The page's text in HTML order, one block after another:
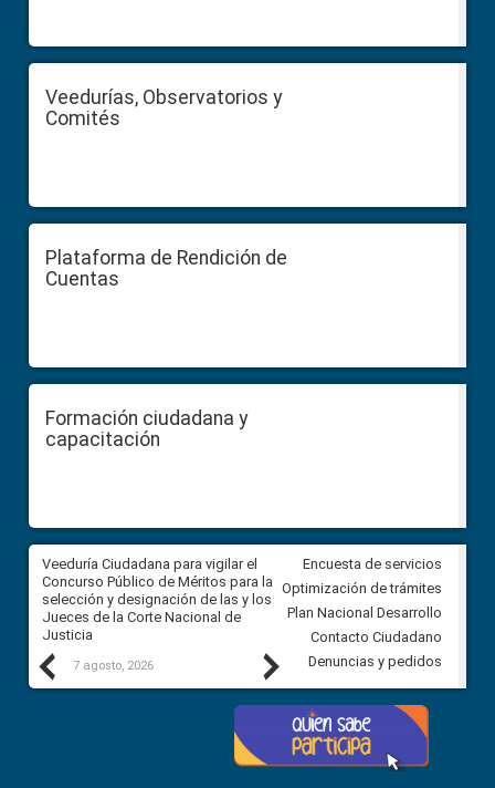
Veedurías, Observatorios y
Comités
Plataforma de Rendición de
Cuentas
Formación ciudadana y
capacitación
Previous
Veeduría Ciudadana para vigilar el
Concurso Público de Méritos para la
selección y designación de las y los
Jueces de la Corte Nacional de
Justicia
7 agosto, 2026
Veeduría para realizar el
seguimiento de la gestión
Autónomo Descentralizado
parroquial rural de Calacalí
6 agosto, 2026
Next
Encuesta de servicios
Optimización de trámites
Plan Nacional Desarrollo
Contacto Ciudadano
Denuncias y pedidos